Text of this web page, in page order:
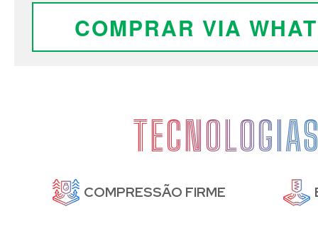
COMPRAR VIA
COMPRESSÃO FIRME